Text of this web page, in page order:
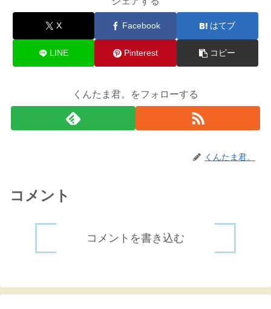
X Facebook はてブ
LINE Pinterest コピー
くんたま君。をフォローする
くんたま君。
コメント
コメントを書き込む